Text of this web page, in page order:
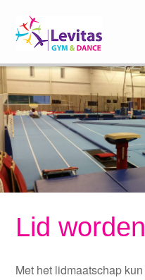
links
over
Spring
naar
de
hoofd-
inhoud
Spring
naar
het
hoofdmenu
Lid
Met het lidmaatschap